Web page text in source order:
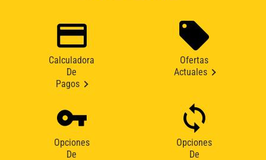
Calculadora
De
Pagos
Ofertas
Actuales
Opciones
De
Opciones
De